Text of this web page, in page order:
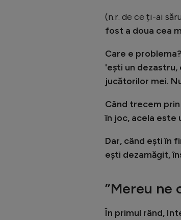
(n.r. de ce ți-ai
fost a doua cea
Care e
'ești un dezastru,
jucătorilor mei.
Când trecem
în joc, acela este
Dar, când ești în
ești dezamăgit,
”Mereu ne
În primul rând,